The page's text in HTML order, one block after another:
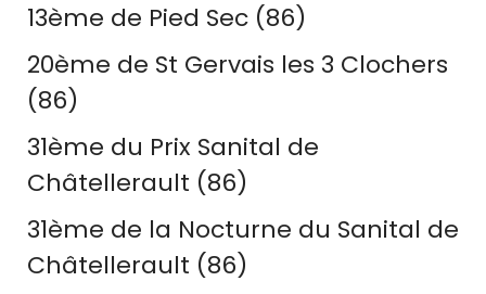
13ème de Pied Sec (86)
20ème de St Gervais les 3 Clochers
(86)
31ème du Prix Sanital de
Châtellerault (86)
31ème de la Nocturne du Sanital de
Châtellerault (86)